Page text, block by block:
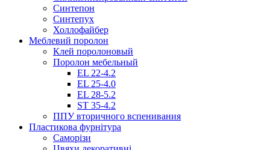
Синтепон
Синтепух
Холлофайбер
Меблевий поролон
Клей поролоновый
Поролон мебельный
EL 22-4.2
EL 25-4.0
EL 28-5.2
ST 35-4.2
ППУ вторичного вспенивания
Пластикова фурнітура
Саморізи